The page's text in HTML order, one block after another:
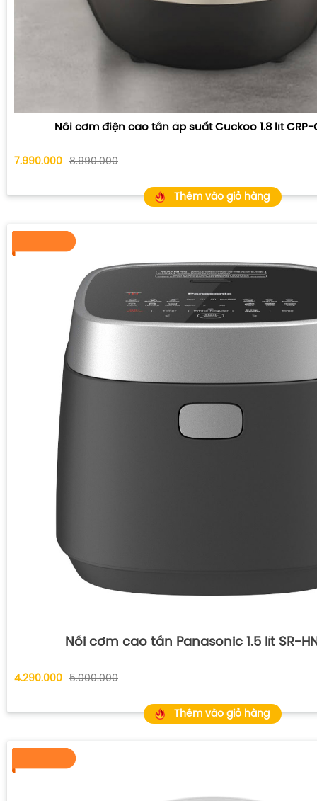
Nồi cơm điện cao tần áp suất Cuckoo 1.8 lít CRP-
7.990.000 8.990.000
Thêm vào giỏ hàng
Nồi cơm cao tần Panasonic 1.5 lít SR-
4.290.000 5.000.000
Thêm vào giỏ hàng